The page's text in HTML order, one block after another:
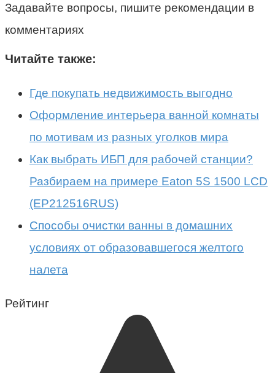
Задавайте вопросы, пишите рекомендации в
комментариях
Читайте также:
Где покупать недвижимость выгодно
Оформление интерьера ванной комнаты
по мотивам из разных уголков мира
Как выбрать ИБП для рабочей станции?
Разбираем на примере Eaton 5S 1500 LCD
(EP212516RUS)
Способы очистки ванны в домашних
условиях от образовавшегося желтого
налета
Рейтинг